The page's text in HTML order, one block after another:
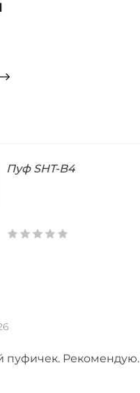
Пуф SHT-B4
пуфичек. Рекомендую.